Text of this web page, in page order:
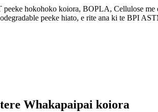
hokohoko koiora, BOPLA, Cellulose me
peeke hiato, e rite ana ki te BPI
Whakapaipai koiora